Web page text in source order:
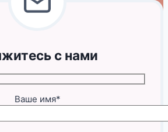
с нами
Ваше имя*